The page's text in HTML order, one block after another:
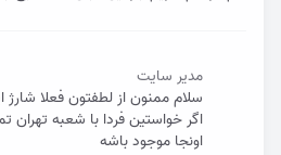
مدیر سایت
سلام ممنون از لطفتون فعلا
اگر خواستین فردا با شعبه تهران
اونجا موجود باشه